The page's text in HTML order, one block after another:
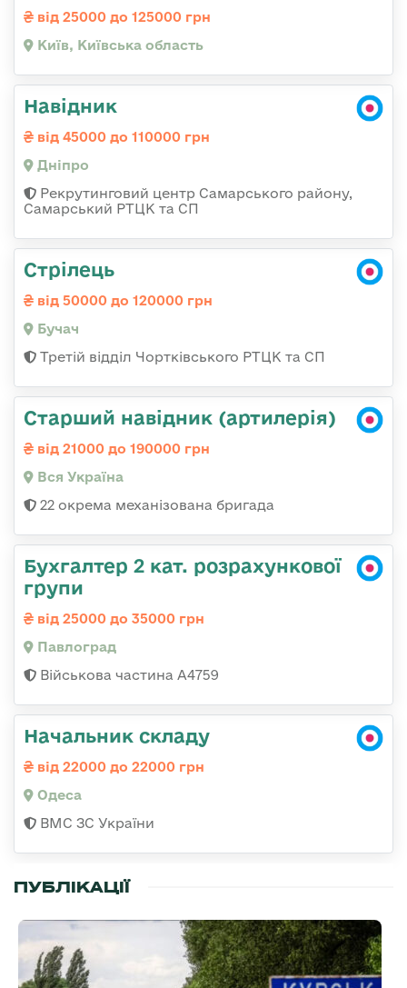
від 25000 до 125000 грн
Київ, Київська область
Навідник
від 45000 до 110000 грн
Дніпро
Рекрутинговий центр Самарського району,
Самарський РТЦК та СП
Стрілець
від 50000 до 120000 грн
Бучач
Третій відділ Чортківського РТЦК та СП
Старший навідник (артилерія)
від 21000 до 190000 грн
Вся Україна
22 окрема механізована бригада
Бухгалтер 2 кат. розрахункової
групи
від 25000 до 35000 грн
Павлоград
Військова частина А4759
Начальник складу
від 22000 до 22000 грн
Одеса
ВМС ЗС України
ПУБЛІКАЦІЇ